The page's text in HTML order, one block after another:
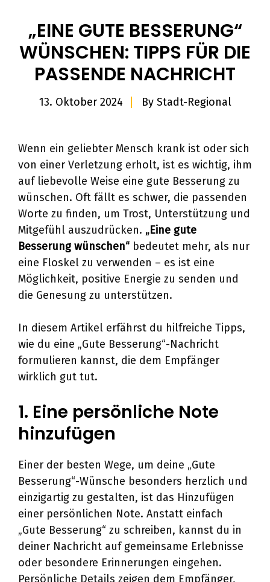
„EINE GUTE BESSERUNG“
WÜNSCHEN: TIPPS FÜR DIE
PASSENDE NACHRICHT
13. Oktober 2024 By Stadt-Regional
Wenn ein geliebter Mensch krank ist oder sich
von einer Verletzung erholt, ist es wichtig, ihm
auf liebevolle Weise eine gute Besserung zu
wünschen. Oft fällt es schwer, die passenden
Worte zu finden, um Trost, Unterstützung und
Mitgefühl auszudrücken. „Eine gute
Besserung wünschen“ bedeutet mehr, als nur
eine Floskel zu verwenden – es ist eine
Möglichkeit, positive Energie zu senden und
die Genesung zu unterstützen.
In diesem Artikel erfährst du hilfreiche Tipps,
wie du eine „Gute Besserung“-Nachricht
formulieren kannst, die dem Empfänger
wirklich gut tut.
1. Eine persönliche Note
hinzufügen
Einer der besten Wege, um deine „Gute
Besserung“-Wünsche besonders herzlich und
einzigartig zu gestalten, ist das Hinzufügen
einer persönlichen Note. Anstatt einfach
„Gute Besserung“ zu schreiben, kannst du in
deiner Nachricht auf gemeinsame Erlebnisse
oder besondere Erinnerungen eingehen.
Persönliche Details zeigen dem Empfänger,